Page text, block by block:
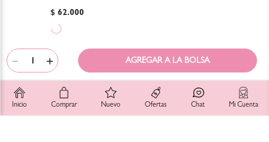
Inicio Comprar Nuevo Ofertas Chat Mi Cuenta
＋
－
$ 62.000
SUSCRÍBETE
Registra tu email para unirte a la comunidad Blush-Bar y enterarte de
promociones, lanzamientos y más!